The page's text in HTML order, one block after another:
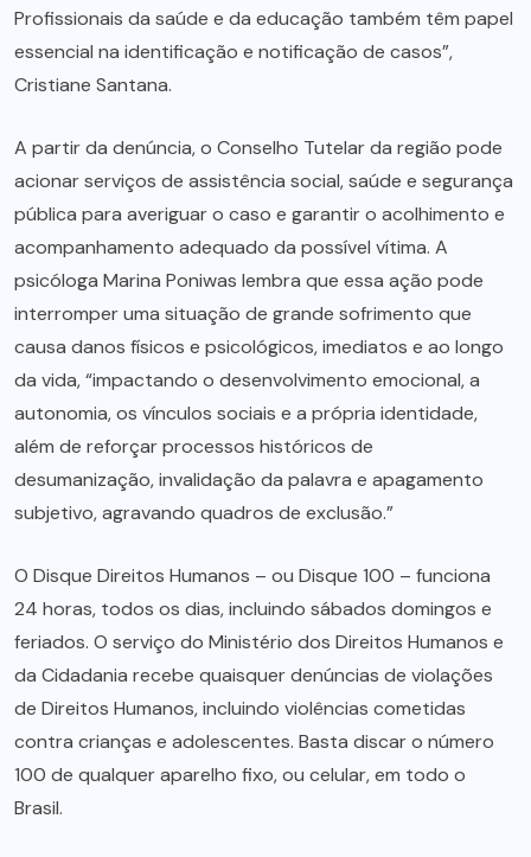
Profissionais da saúde e da educação também têm papel
essencial na identificação e notificação de casos”,
Cristiane Santana.
A partir da denúncia, o Conselho Tutelar da região pode
acionar serviços de assistência social, saúde e segurança
pública para averiguar o caso e garantir o acolhimento e
acompanhamento adequado da possível vítima. A
psicóloga Marina Poniwas lembra que essa ação pode
interromper uma situação de grande sofrimento que
causa danos físicos e psicológicos, imediatos e ao longo
da vida, “impactando o desenvolvimento emocional, a
autonomia, os vínculos sociais e a própria identidade,
além de reforçar processos históricos de
desumanização, invalidação da palavra e apagamento
subjetivo, agravando quadros de exclusão.”
O Disque Direitos Humanos – ou Disque 100 – funciona
24 horas, todos os dias, incluindo sábados domingos e
feriados. O serviço do Ministério dos Direitos Humanos e
da Cidadania recebe quaisquer denúncias de violações
de Direitos Humanos, incluindo violências cometidas
contra crianças e adolescentes. Basta discar o número
100 de qualquer aparelho fixo, ou celular, em todo o
Brasil.